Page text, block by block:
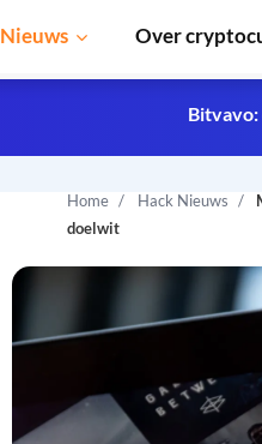
Nieuws Over
Home Hack Nieuws
doelwit